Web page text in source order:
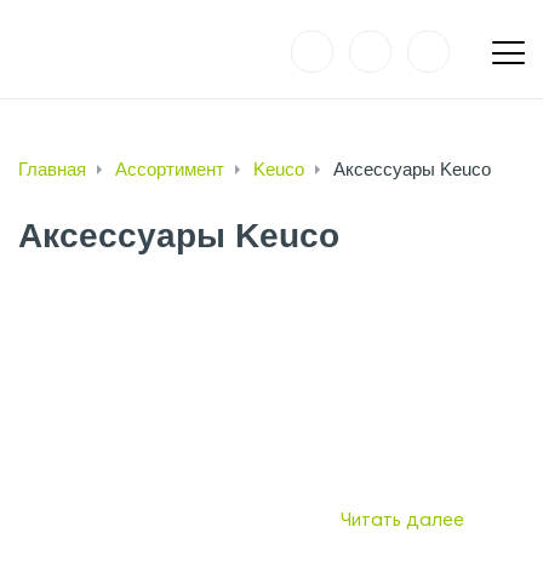
Главная Ассортимент Keuco Аксессуары Keuco
Аксессуары Keuco
Читать далее